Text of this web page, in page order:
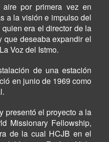
por primera vez en
a la visión e impulso del
era el director de la
que deseaba expandir el
Voz del Istmo.
de una estación
en junio de 1969 como
presentó el proyecto a la
Missionary Fellowship,
de la cual HCJB en el